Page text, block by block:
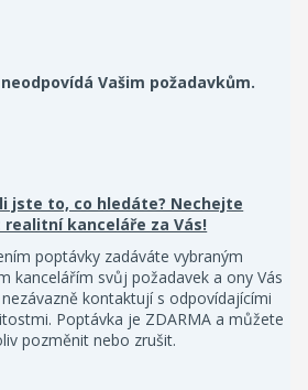
Vašim požadavkům.
jste to, co hledáte? Nechejte
realitní kanceláře za Vás!
poptávky zadáváte vybraným
kancelářím svůj požadavek a ony Vás
kontaktují s odpovídajícími
Poptávka je ZDARMA a můžete
pozměnit nebo zrušit.